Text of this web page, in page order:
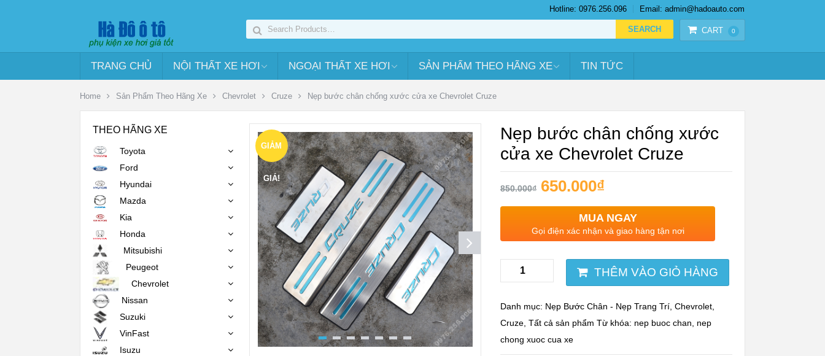
Hotline: 0976.256.096 Email: admin@hadoauto.com
CART 0
TRANG CHỦ NỘI THẤT XE HƠI NGOẠI THẤT XE HƠI SẢN PHẨM THEO HÃNG XE TIN TỨC
Home Sản Phẩm Theo Hãng Xe Chevrolet Cruze Nẹp bước chân chống xước cửa xe Chevrolet Cruze
GIẢM
GIÁ!
Nẹp bước chân chống xước
cửa xe Chevrolet Cruze
850.000₫ 650.000₫
MUA NGAY
Gọi điện xác nhận và giao hàng tận nơi
THÊM VÀO GIỎ HÀNG
Danh mục: Nẹp Bước Chân - Nẹp Trang Trí ,Chevrolet
Cruze ,Tất cả sản phẩm Từ khóa: nep buoc chan
nep
chong xuoc cua xe
THEO HÃNG XE
Toyota
Ford
Hyundai
Mazda
Kia
Honda
Mitsubishi
Peugeot
Chevrolet
Nissan
Suzuki
VinFast
Isuzu